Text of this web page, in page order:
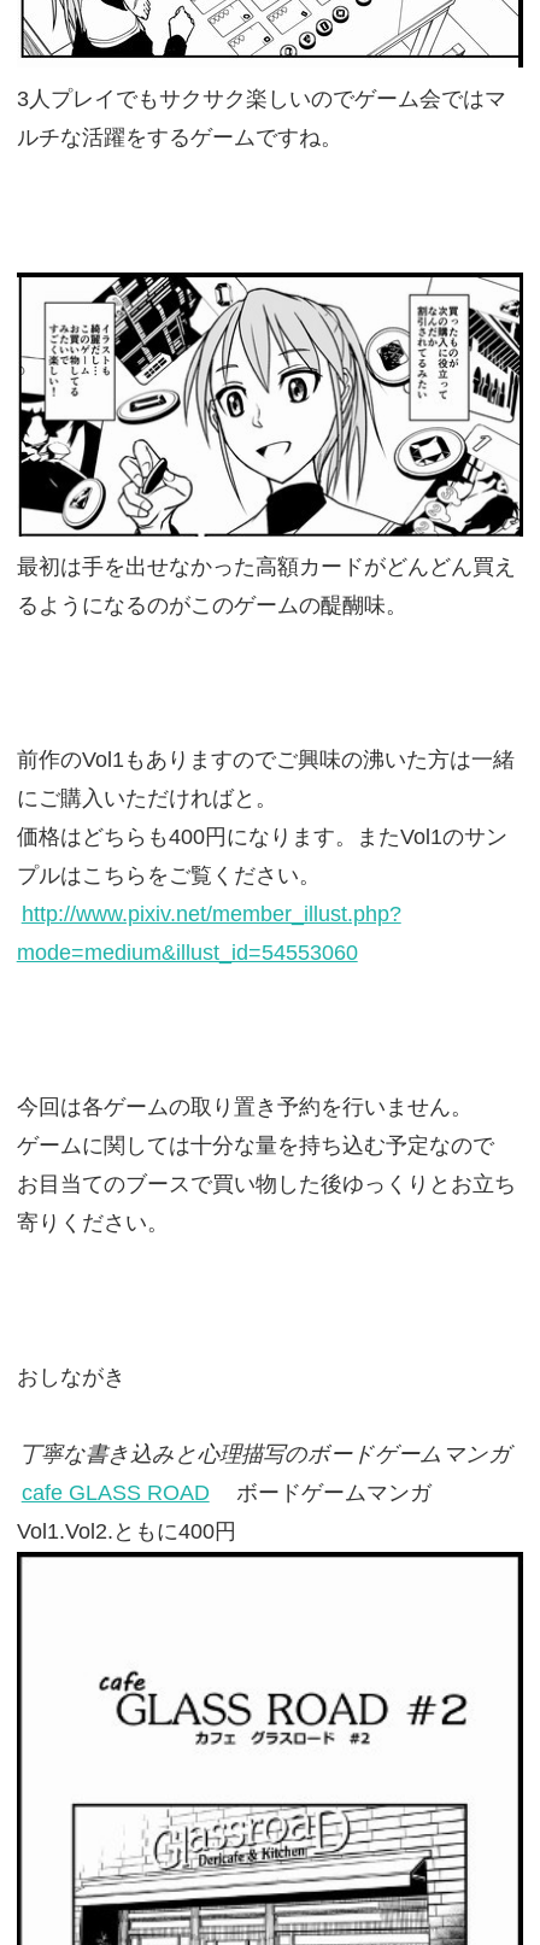
3人プレイでもサクサク楽しいのでゲーム会ではマ
ルチな活躍をするゲームですね。
最初は手を出せなかった高額カードがどんどん買え
るようになるのがこのゲームの醍醐味。
前作のVol1もありますのでご興味の沸いた方は一緒
にご購入いただければと。
価格はどちらも400円になります。またVol1のサン
プルはこちらをご覧ください。
http://www.pixiv.net/member_illust.php?
mode=medium&illust_id=54553060
今回は各ゲームの取り置き予約を行いません。
ゲームに関しては十分な量を持ち込む予定なので
お目当てのブースで買い物した後ゆっくりとお立ち
寄りください。
おしながき
丁寧な書き込みと心理描写のボードゲームマンガ
cafe GLASS ROAD
ボードゲームマンガ
Vol1.Vol2.ともに400円